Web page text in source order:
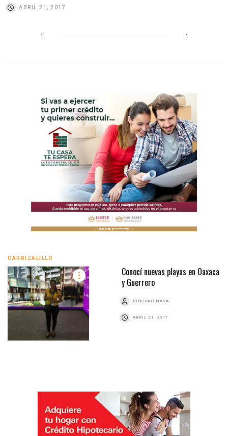
ABRIL 21, 2017
1 1
CARRIZALILLO
Conocí nuevas playas en Oaxaca
y Guerrero
DINORAH NAVA
ABRIL 21, 2017